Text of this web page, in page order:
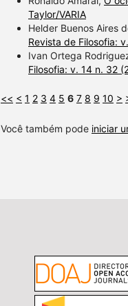
Taylor/VARIA
Helder Buenos Aires
Revista de Filosofia:
Ivan Ortega
Filosofia: v. 14 n. 32
<< < 1 2 3 4 5 6 7 8 9 10 >
Você também pode iniciar